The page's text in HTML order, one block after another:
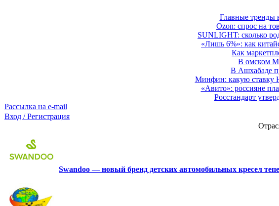
Главные тренды
Ozon: спрос на
SUNLIGHT: сколько
«Лишь 6%»: как
Как
В омском
В Ашхабаде
Минфин: какую ставку
«Авито»: россияне
Росстандарт
Рассылка на e-mail
Вход / Регистрация
Swandoo — новый бренд детских автомобильных кресел